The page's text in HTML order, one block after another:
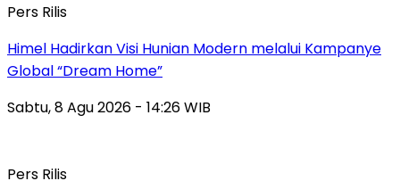
Pers Rilis
Himel Hadirkan Visi Hunian Modern melalui Kampanye
Global “Dream Home”
Sabtu, 8 Agu 2026 - 14:26 WIB
Pers Rilis